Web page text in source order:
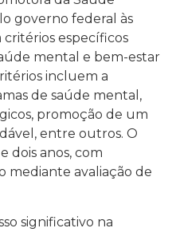
governo federal às
específicos
mental e bem-estar
incluem a
de saúde mental,
promoção de um
entre outros. O
dois anos, com
mediante avaliação de
significativo na